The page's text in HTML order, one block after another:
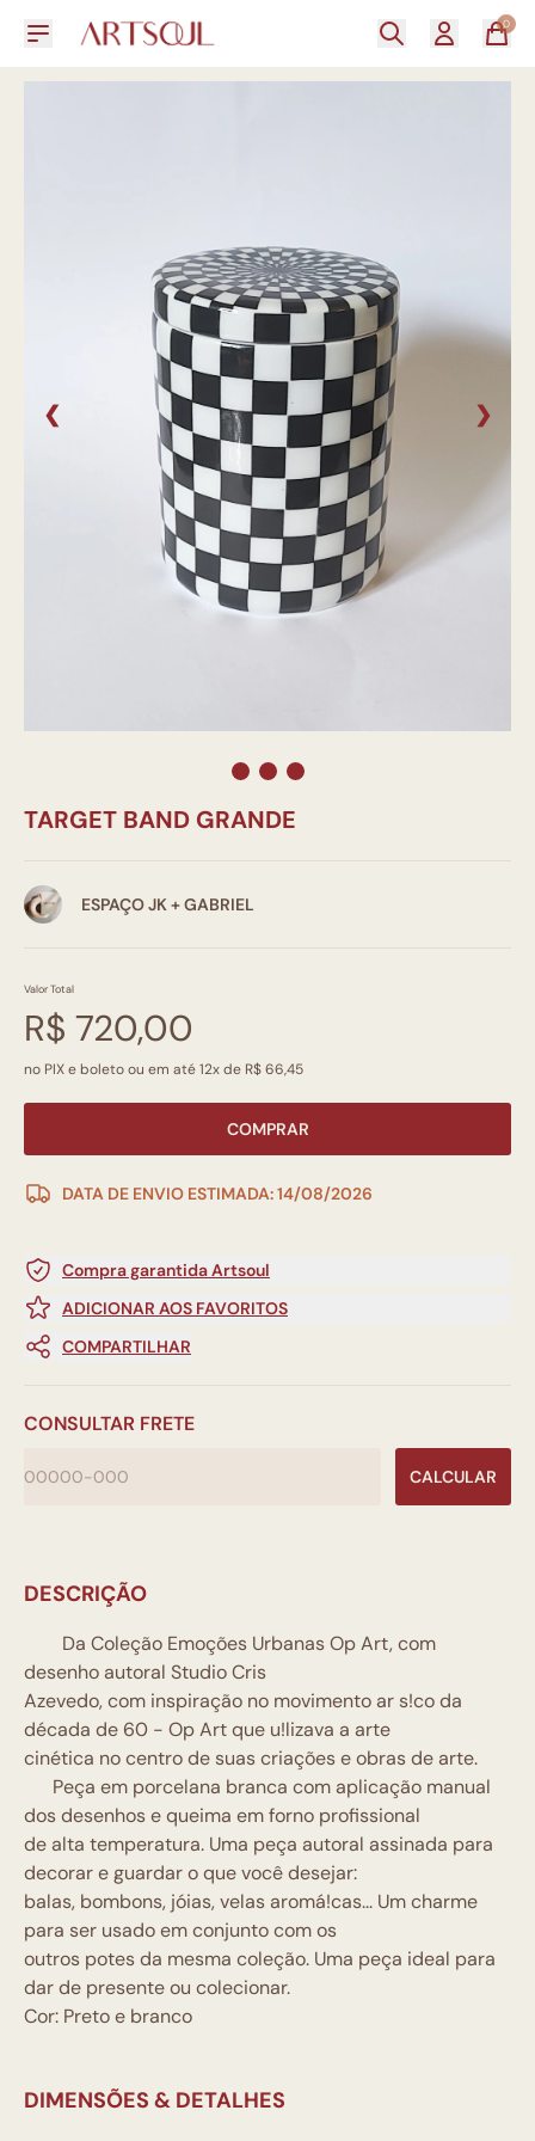
0
❮ ❯
TARGET BAND GRANDE
ESPAÇO JK + GABRIEL
Valor Total
R$ 720,00
no PIX e boleto ou em até 12x de R$ 66,45
COMPRAR
DATA DE ENVIO ESTIMADA: 14/08/2026
Compra garantida Artsoul
ADICIONAR AOS FAVORITOS
COMPARTILHAR
CONSULTAR FRETE
CALCULAR
DESCRIÇÃO
Da Coleção Emoções UrbanasOp Art, com
desenho autoral Studio Cris
Azevedo, com inspiração no movimento ar s!co da
década de 60 - Op Art que u!lizava a arte
cinética no centro de suas criações e obras de arte.
Peça em porcelana branca com aplicação manual
dos desenhos e queima em forno profissional
de alta temperatura. Uma peça autoral assinada para
decorar e guardar o que você desejar:
balas, bombons, jóias, velas aromá!cas... Um charme
para ser usado em conjunto com os
outros potes da mesma coleção. Uma peça ideal para
dar de presente ou colecionar.
Cor: Preto e branco
DIMENSÕES & DETALHES